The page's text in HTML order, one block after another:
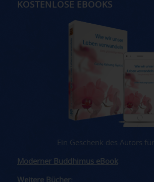
KOSTENLOSE EBOOKS
Ein Geschenk des Autors für
Moderner Buddhimus eBook
Weitere Bücher: